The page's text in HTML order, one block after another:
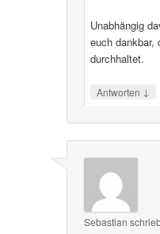
Unabhängig
euch dankbar,
durchhaltet.
Antworten ↓
Sebastian